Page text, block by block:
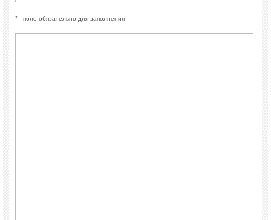
* - поле обязательно для заполнения